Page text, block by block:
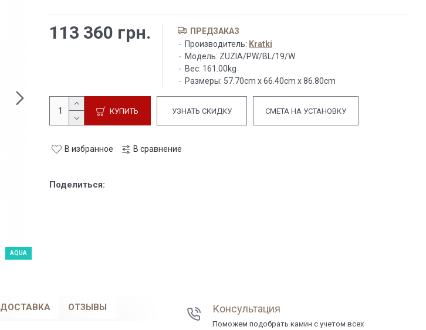
AQUA
113 360 грн.
ПРЕДЗАКАЗ
Производитель: Kratki
Модель: ZUZIA/PW/BL/19/W
Вес: 161.00kg
Размеры: 57.70cm x 66.40cm x 86.80cm
КУПИТЬ УЗНАТЬ СКИДКУ СМЕТА НА УСТАНОВКУ
В избранное В сравнение
Поделиться:
ДОСТАВКА ОТЗЫВЫ Консультация
Поможем подобрать камин с учетом всех